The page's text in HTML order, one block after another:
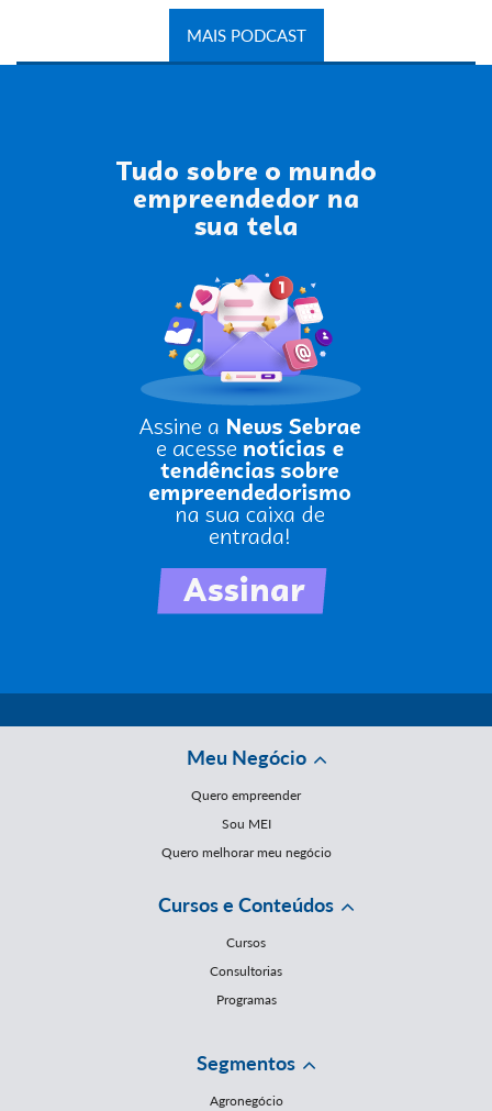
MAIS PODCAST
Meu Negócio
Quero empreender
Sou MEI
Quero melhorar meu negócio
Cursos e Conteúdos
Cursos
Consultorias
Programas
Segmentos
Agronegócio